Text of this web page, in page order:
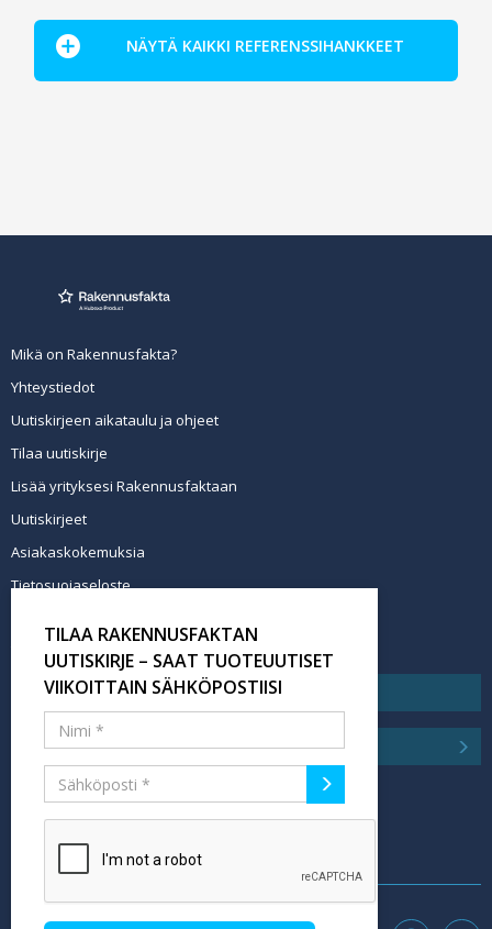
NÄYTÄ KAIKKI REFERENSSIHANKKEET
Mikä on Rakennusfakta?
Yhteystiedot
Uutiskirjeen aikataulu ja ohjeet
Tilaa uutiskirje
Lisää yrityksesi Rakennusfaktaan
Uutiskirjeet
Asiakaskokemuksia
Tietosuojaseloste
Tilaa uutiskirje
TILAA RAKENNUSFAKTAN
UUTISKIRJE – SAAT TUOTEUUTISET
VIIKOITTAIN SÄHKÖPOSTIISI